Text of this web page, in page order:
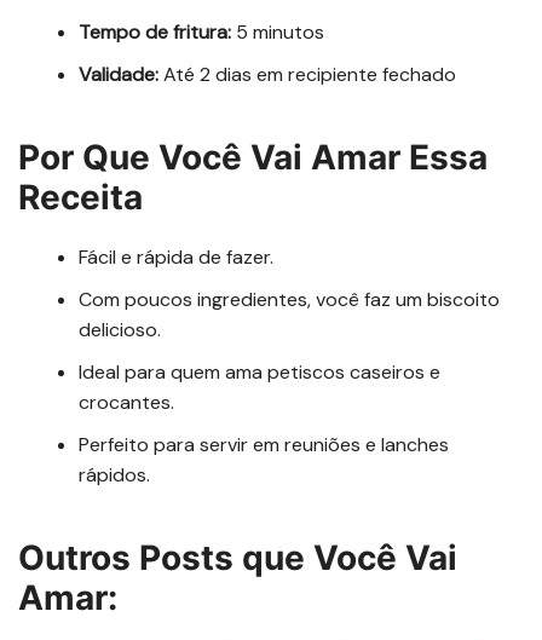
Tempo de fritura: 5 minutos
Validade:Até 2 dias em recipiente fechado
Por Que Você Vai Amar Essa
Receita
Fácil e rápida de fazer.
Com poucos ingredientes, você faz um biscoito
delicioso.
Ideal para quem ama petiscos caseiros e
crocantes.
Perfeito para servir em reuniões e lanches
rápidos.
Outros Posts que Você Vai
Amar: